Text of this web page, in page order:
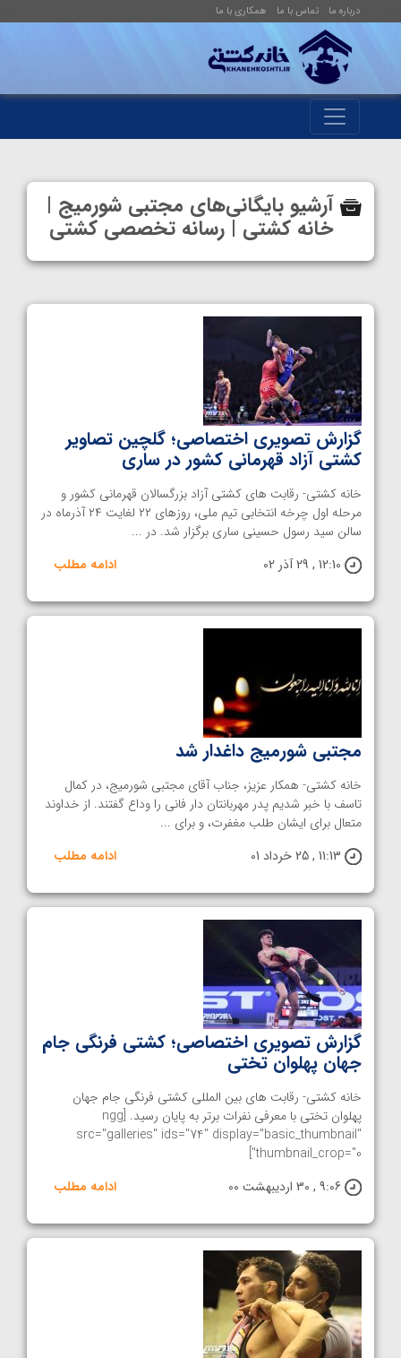
درباره ما تماس با ما همکاری با ما
آرشیو بایگانی‌های مجتبی شورمیج |
خانه کشتی | رسانه تخصصی کشتی
گزارش تصویری اختصاصی؛ گلچین تصاویر
کشتی آزاد قهرمانی کشور در ساری
خانه کشتی- رقابت های کشتی آزاد بزرگسالان قهرمانی کشور و
مرحله اول چرخه انتخابی تیم ملی، روزهای ۲۲ لغایت ۲۴ آذرماه در
سالن سید رسول حسینی ساری برگزار شد. در ...
12:10 , 29 آذر 02
ادامه مطلب
مجتبی شورمیج داغدار شد
خانه کشتی- همکار عزیز، جناب آقای مجتبی شورمیج، در کمال
تاسف با خبر شدیم پدر مهربانتان دار فانی را وداع گفتند. از خداوند
متعال برای ایشان طلب مغفرت، و برای ...
11:13 , 25 خرداد 01
ادامه مطلب
گزارش تصویری اختصاصی؛ کشتی فرنگی جام
جهان پهلوان تختی
خانه کشتی- رقابت های بین المللی کشتی فرنگی جام جهان
پهلوان تختی با معرفی نفرات برتر به پایان رسید. [ngg
src="galleries" ids="74" display="basic_thumbnail"
thumbnail_crop="0"]
9:06 , 30 اردیبهشت 00
ادامه مطلب